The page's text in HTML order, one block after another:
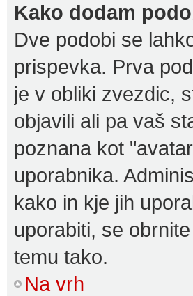
Kako dodam
Dve podobi se
prispevka. Prva
je v obliki zvezdic,
objavili ali pa vaš
poznana kot
uporabnika.
kako in kje jih
uporabiti, se
temu tako.
Na vrh